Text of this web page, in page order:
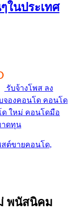
ในประเทศ
รับจ้างโพส ลง
จองคอนโด คอนโด
ด ใหม่ คอนโดมือ
าดทุน
สต์ขายคอนโด,
พนัสนิคม